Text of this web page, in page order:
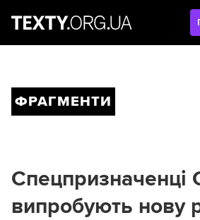
ФРАГМЕНТИ
випробують нову